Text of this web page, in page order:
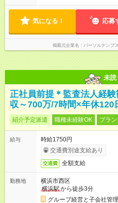
気になる！ 応募
掲載元企業名 パーソルテンプ
未読
正社員前提＊監査法人経
収～700万/7時間×年休120
紹介予定派遣 職種未経験OK ブラ
給与
時給1750円
交通費別途支給あり
交通費 全額支給
勤務地
横浜市西区
横浜駅から徒歩3分
グループ経営と子会社管